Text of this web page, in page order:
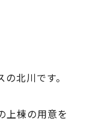
北川です。
上棟の用意を